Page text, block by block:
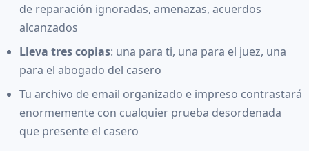
de reparación ignoradas, amenazas, acuerdos
alcanzados
Lleva tres copias: una para ti, una para el juez, una
para el abogado del casero
Tu archivo de email organizado e impreso contrastará
enormemente con cualquier prueba desordenada
que presente el casero